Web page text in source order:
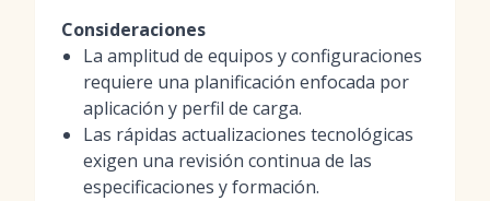
Consideraciones
La amplitud de equipos y configuraciones
requiere una planificación enfocada por
aplicación y perfil de carga.
Las rápidas actualizaciones tecnológicas
exigen una revisión continua de las
especificaciones y formación.